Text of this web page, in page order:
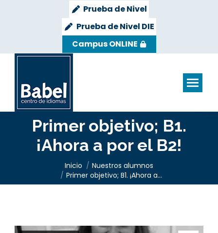
Prueba de Nivel
Prueba de Nivel DIE
Campus ONLINE
Primer objetivo; B1.
¡Ahora a por el B2!
Inicio
Nuestros alumnos
Primer objetivo; B1. ¡Ahora a…